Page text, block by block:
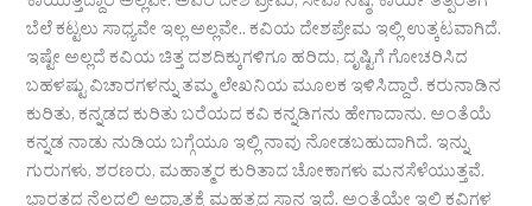
ಬೆಲೆ ಕಟ್ಟಲು ಸಾಧ್ಯವೇ ಇಲ್ಲ ಅಲ್ಲವೇ.. ಕವಿಯ ದೇಶಪ್ರೇಮ ಇಲ್ಲಿ ಉತ್ಕಟವಾಗಿದೆ.
ಇಷ್ಟೇ ಅಲ್ಲದೆ ಕವಿಯ ಚಿತ್ತ ದಶದಿಕ್ಕುಗಳಿಗೂ ಹರಿದು, ದೃಷ್ಟಿಗೆ ಗೋಚರಿಸಿದ
ಬಹಳಷ್ಟು ವಿಚಾರಗಳನ್ನು ತಮ್ಮ ಲೇಖನಿಯ ಮೂಲಕ ಇಳಿಸಿದ್ದಾರೆ. ಕರುನಾಡಿನ
ಕುರಿತು, ಕನ್ನಡದ ಕುರಿತು ಬರೆಯದ ಕವಿ ಕನ್ನಡಿಗನು ಹೇಗಾದಾನು. ಅಂತೆಯೆ
ಕನ್ನಡ ನಾಡು ನುಡಿಯ ಬಗ್ಗೆಯೂ ಇಲ್ಲಿ ನಾವು ನೋಡಬಹುದಾಗಿದೆ. ಇನ್ನು
ಗುರುಗಳು, ಶರಣರು, ಮಹಾತ್ಮರ ಕುರಿತಾದ ಚೋಕಾಗಳು ಮನಸೆಳೆಯುತ್ತವೆ.